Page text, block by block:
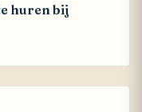
huren bij